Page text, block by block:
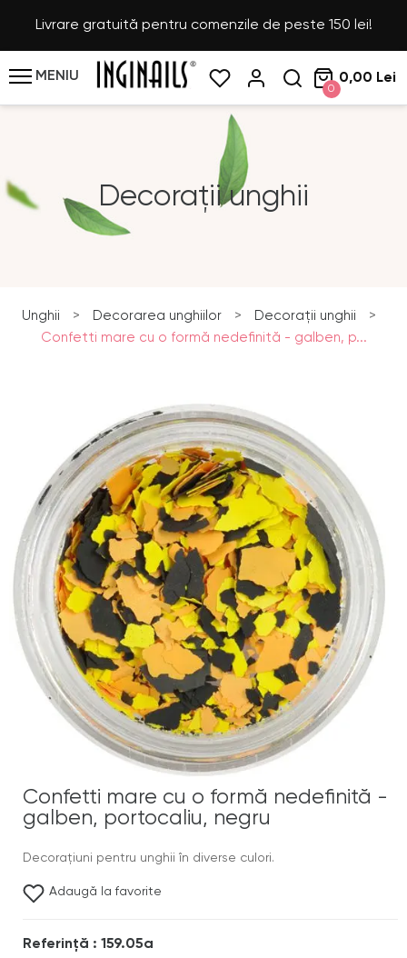
Livrare gratuită pentru comenzile de peste 150 lei!
MENIU
0
0,00 Lei
Decorații unghii
Unghii > Decorarea unghiilor > Decorații unghii
>
Confetti mare cu o formă nedefinită - galben, p...
Confetti mare cu o formă nedefinită -
galben, portocaliu, negru
Decoraţiuni pentru unghii în diverse culori.
Adaugă la favorite
Referinţă : 159.05a